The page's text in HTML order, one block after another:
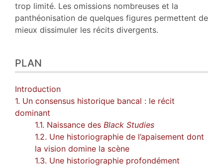
trop limité. Les omissions nombreuses et la
panthéonisation de quelques figures permettent de
mieux dissimuler les récits divergents.
PLAN
Introduction
1. Un consensus historique bancal : le récit
dominant
1.1. Naissance des Black Studies
1.2. Une historiographie de l’apaisement dont
la vision domine la scène
1.3. Une historiographie profondément